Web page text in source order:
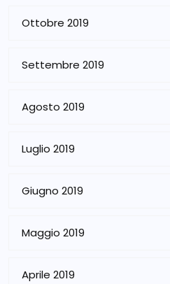
Ottobre 2019
Settembre 2019
Agosto 2019
Luglio 2019
Giugno 2019
Maggio 2019
Aprile 2019